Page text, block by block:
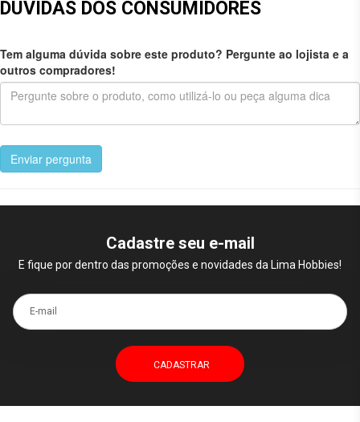
DÚVIDAS DOS CONSUMIDORES
Tem alguma dúvida sobre este produto? Pergunte ao lojista e a
outros compradores!
Enviar pergunta
Cadastre seu e-mail
E fique por dentro das promoções e novidades da Lima Hobbies!
E-mail